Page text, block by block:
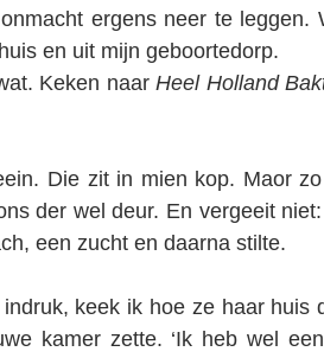
ergens neer te leggen.
en uit mijn geboortedorp.
Keken naar Heel Holland
Die zit in mien kop. Maor
der wel deur. En vergeeit
een zucht en daarna stilte.
keek ik hoe ze haar huis
kamer zette. ‘Ik heb wel